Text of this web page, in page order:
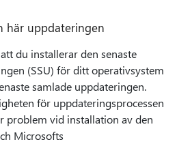
här uppdateringen
du installerar den senaste
(SSU) för ditt operativsystem
samlade uppdateringen.
för uppdateringsprocessen
problem vid installation av den
Microsofts